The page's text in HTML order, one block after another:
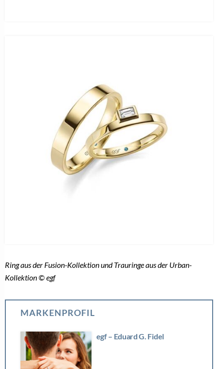
Ring aus der Fusion-Kollektion und Trauringe aus der Urban-
Kollektion © egf
MARKENPROFIL
egf – Eduard G. Fidel